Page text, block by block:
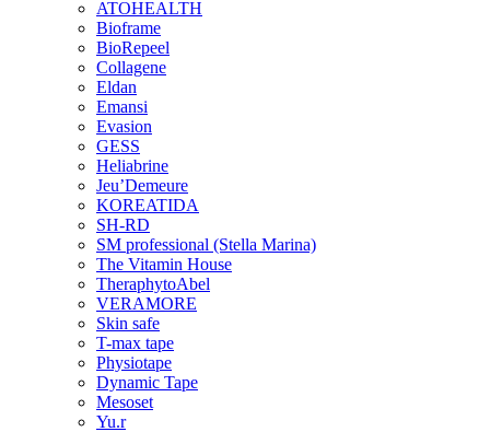
ATOHEALTH
Bioframe
BioRepeel
Collagene
Eldan
Emansi
Evasion
GESS
Heliabrine
Jeu’Demeure
KOREATIDA
SH-RD
SM professional (Stella Marina)
The Vitamin House
TheraphytoAbel
VERAMORE
Skin safe
T-max tape
Physiotape
Dynamic Tape
Mesoset
Yu.r